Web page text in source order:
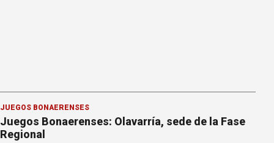
JUEGOS BONAERENSES
Juegos Bonaerenses: Olavarría, sede de la Fase
Regional